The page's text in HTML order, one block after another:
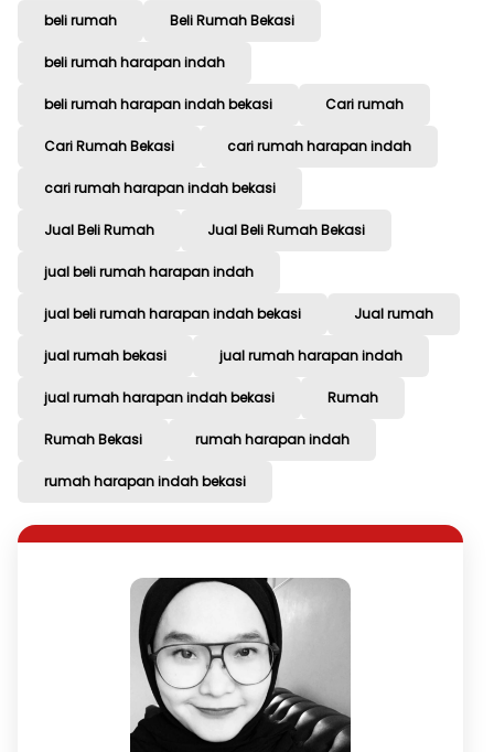
beli rumah Beli Rumah Bekasi
beli rumah harapan indah
beli rumah harapan indah bekasi Cari rumah
Cari Rumah Bekasi cari rumah harapan indah
cari rumah harapan indah bekasi
Jual Beli Rumah Jual Beli Rumah Bekasi
jual beli rumah harapan indah
jual beli rumah harapan indah bekasi Jual rumah
jual rumah bekasi jual rumah harapan indah
jual rumah harapan indah bekasi Rumah
Rumah Bekasi rumah harapan indah
rumah harapan indah bekasi